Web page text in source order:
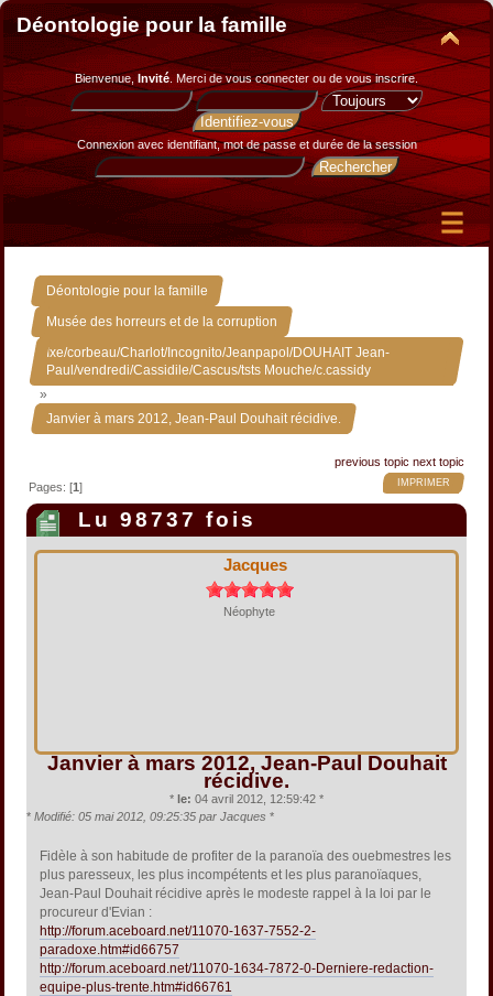
Déontologie pour la famille
Bienvenue, Invité. Merci devous connecter ou de vous inscrire.
Connexion avec identifiant, mot de passe et durée de la session
Déontologie pour la famille »
Musée des horreurs et de la corruption »
Ixe/corbeau/Charlot/Incognito/Jeanpapol/DOUHAIT Jean-
Paul/vendredi/Cassidile/Cascus/tsts Mouche/c.cassidy
»
Janvier à mars 2012, Jean-Paul Douhait récidive.
previous topic next topic
IMPRIMER
Pages: [1]
Lu 98737 fois
Jacques
Néophyte
Janvier à mars 2012, Jean-Paul Douhait
récidive.
* le: 04 avril 2012, 12:59:42 *
* Modifié: 05 mai 2012, 09:25:35 par Jacques *
Fidèle à son habitude de profiter de la paranoïa des ouebmestres les
plus paresseux, les plus incompétents et les plus paranoïaques,
Jean-Paul Douhait récidive après le modeste rappel à la loi par le
procureur d'Evian :
http://forum.aceboard.net/11070-1637-7552-2-
paradoxe.htm#id66757
http://forum.aceboard.net/11070-1634-7872-0-Derniere-redaction-
equipe-plus-trente.htm#id66761